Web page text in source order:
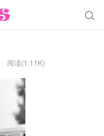

阅读(1.11K)